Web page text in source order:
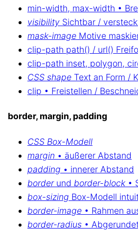
min-width, max-width •
visibility Sichtbar /
mask-image Motive
clip-path path() / url()
clip-path inset, polygon,
CSS shape Text an Form /
clip • Freistellen /
border, margin, padding
CSS Box-Modell
margin • äußerer Abstand
padding • innerer Abstand
borderund border-block •
box-sizing Box-Modell
border-image • Rahmen
border-radius •